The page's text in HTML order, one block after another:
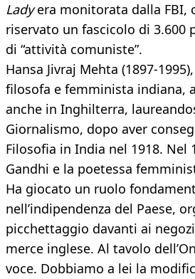
Ladyera monitorata dalla FBI,
riservato un fascicolo di 3.600
di “attività comuniste”.
Hansa Jivraj Mehta (1897-
filosofa e femminista indiana,
anche in Inghilterra,
Giornalismo, dopo aver
Filosofia in India nel 1918. Nel
Gandhi e la poetessa
Ha giocato un ruolo
nell’indipendenza del Paese,
picchettaggio davanti ai
merce inglese. Al tavolo
voce. Dobbiamo a lei la